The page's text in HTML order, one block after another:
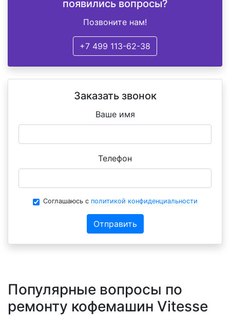
появились вопросы?
Позвоните нам!
+7 499 113-62-38
Заказать звонок
Ваше имя
Телефон
Соглашаюсь с политикой конфиденциальности
Отправить
Популярные вопросы по
ремонту кофемашин Vitesse